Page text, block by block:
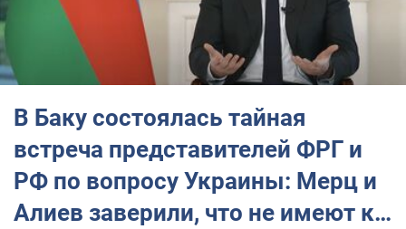
В Баку состоялась тайная
встреча представителей ФРГ и
РФ по вопросу Украины: Мерц и
Алиев заверили, что не имеют к